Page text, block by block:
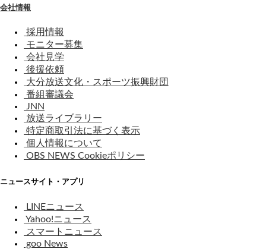
会社情報
採用情報
モニター募集
会社見学
後援依頼
大分放送文化・スポーツ振興財団
番組審議会
JNN
放送ライブラリー
特定商取引法に基づく表示
個人情報について
OBS NEWS Cookieポリシー
ニュースサイト・アプリ
LINEニュース
Yahoo!ニュース
スマートニュース
goo News